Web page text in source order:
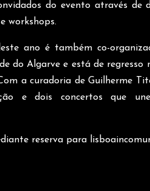
do evento através de
workshops.
ano é também co-
do Algarve e está de regresso
a curadoria de Guilherme
e dois concertos que
reserva para